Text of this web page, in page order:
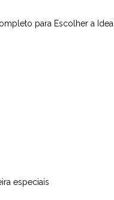
para Escolher a Ideal
especiais